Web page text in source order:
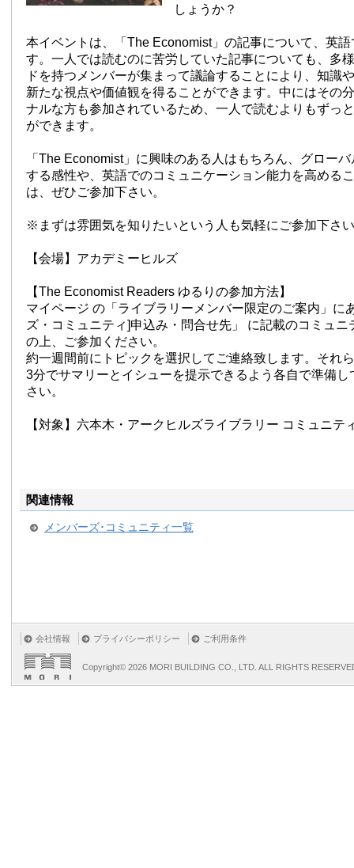
しょうか？
本イベントは、「The Economist」の記事について、英
す。一人では読むのに苦労していた記事についても、多
ドを持つメンバーが集まって議論することにより、知識
新たな視点や価値観を得ることができます。中にはその
ナルな方も参加されているため、一人で読むよりもずっ
ができます。
「The Economist」に興味のある人はもちろん、グロー
する感性や、英語でのコミュニケーション能力を高める
は、ぜひご参加下さい。
※まずは雰囲気を知りたいという人も気軽にご参加下さ
【会場】アカデミーヒルズ
【The Economist Readers ゆるりの参加方法】
マイページ の「ライブラリーメンバー限定のご案内」に
ズ・コミュニティ]申込み・問合せ先」 に記載のコミュニ
の上、ご参加ください。
約一週間前にトピックを選択してご連絡致します。それ
3分でサマリーとイシューを提示できるよう各自で準備し
さい。
【対象】六本木・アークヒルズライブラリー コミュニテ
関連情報
メンバーズ･コミュニティ一覧
会社情報 プライバシーポリシー ご利用条件
Copyright© 2026 MORI BUILDING CO., LTD. ALL RIGHTS